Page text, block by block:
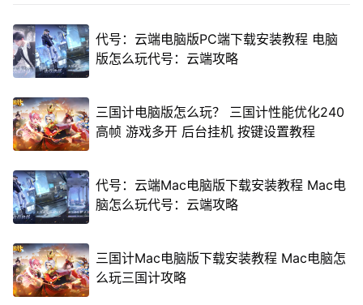
代号：云端电脑版PC端下载安装教程 电脑
版怎么玩代号：云端攻略
三国计电脑版怎么玩？ 三国计性能优化240
高帧 游戏多开 后台挂机 按键设置教程
代号：云端Mac电脑版下载安装教程 Mac电
脑怎么玩代号：云端攻略
三国计Mac电脑版下载安装教程 Mac电脑怎
么玩三国计攻略